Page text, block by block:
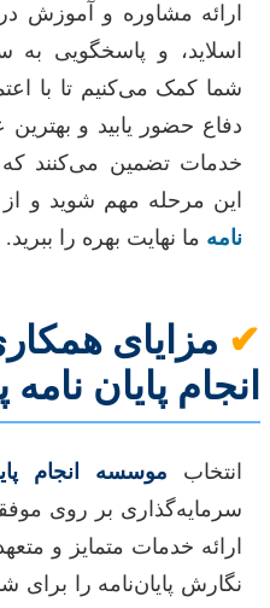
ارائه مشاوره و آموزش
اسلاید، و پاسخگویی به
شما کمک می‌کنیم تا با
دفاع حضور یابید و بهترین
خدمات تضمین می‌کنند که
این مرحله مهم شوید و از
نامه ما نهایت بهره را ببرید.
✔ مزایای
انجام پایان
انتخاب موسسه انجام
سرمایه‌گذاری بر روی
ارائه خدمات متمایز و
نگارش پایان‌نامه را